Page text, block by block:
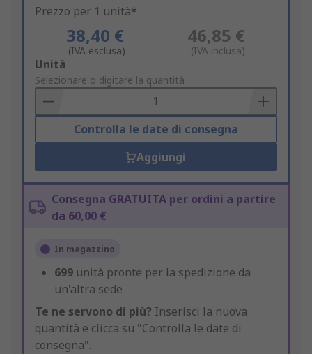
Prezzo per 1 unità*
38,40 €
(IVA esclusa)
46,85 €
(IVA inclusa)
Add
to
Basket
Unità
Selezionare o digitare la quantità
Controlla le date di consegna
Aggiungi
Consegna GRATUITA per ordini a partire
da 60,00 €
In magazzino
699 unità pronte per la spedizione da
un'altra sede
Te ne servono di più? Inserisci la nuova
quantità e clicca su "Controlla le date di
consegna".